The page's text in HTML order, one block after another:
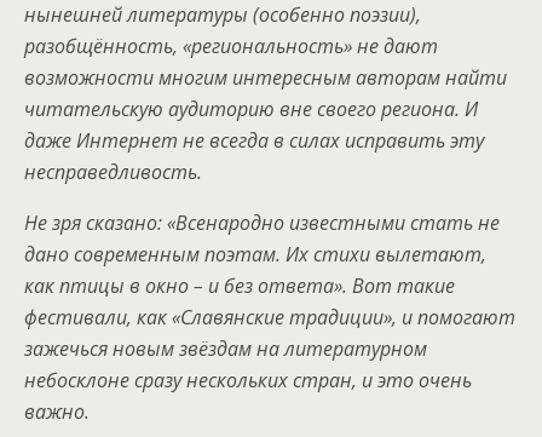
нынешней литературы (особенно поэзии),
разобщённость, «региональность» не дают
возможности многим интересным авторам найти
читательскую аудиторию вне своего региона. И
даже Интернет не всегда в силах исправить эту
несправедливость.
Не зря сказано: «Всенародно известными стать не
дано современным поэтам. Их стихи вылетают,
как птицы в окно – и без ответа». Вот такие
фестивали, как «Славянские традиции», и помогают
зажечься новым звёздам на литературном
небосклоне сразу нескольких стран, и это очень
важно.